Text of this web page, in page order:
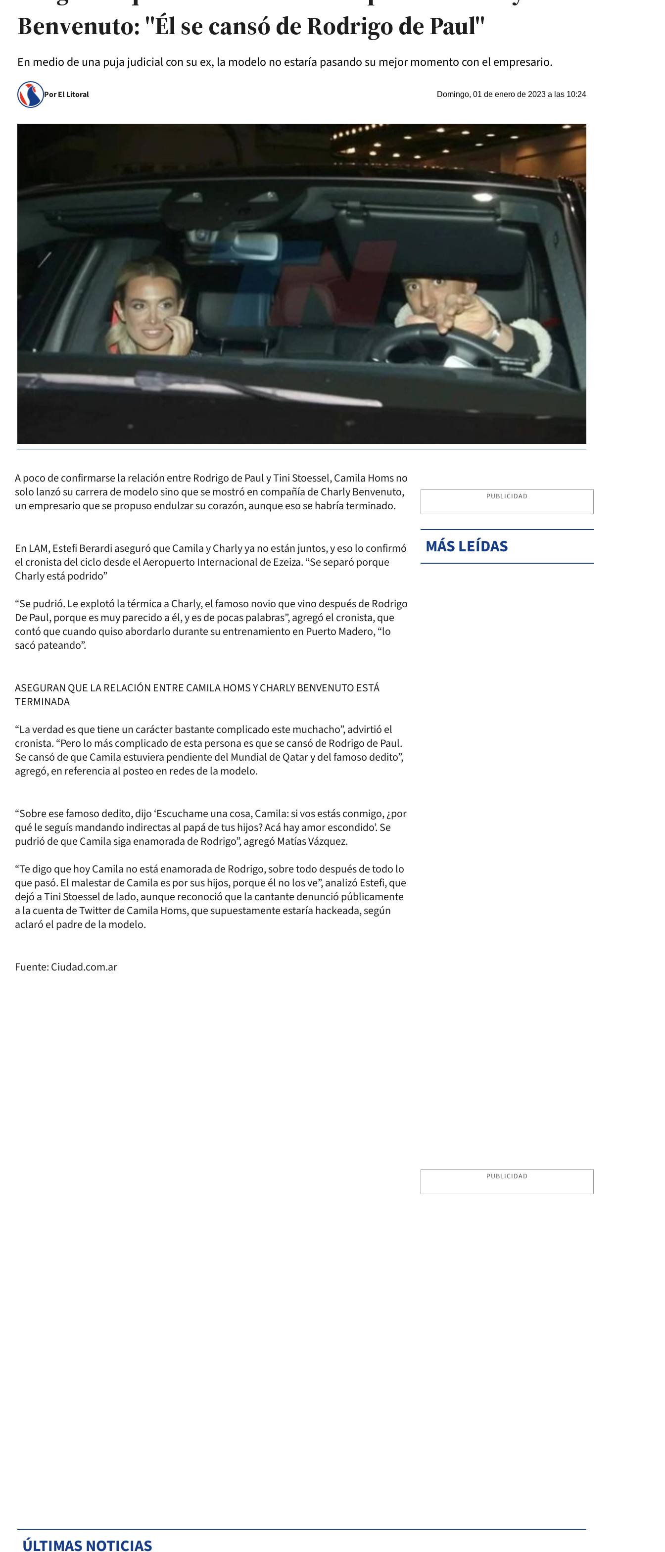
Benvenuto: "Él se cansó de Rodrigo de Paul"
En medio de una puja judicial con su ex, la modelo no estaría pasando su mejor momento con el empresario.
Por El Litoral Domingo, 01 de enero de 2023 a las 10:24
A poco de confirmarse la relación entre Rodrigo de Paul y Tini Stoessel, Camila Homs no
solo lanzó su carrera de modelo sino que se mostró en compañía de Charly Benvenuto,
un empresario que se propuso endulzar su corazón, aunque eso se habría terminado.
En LAM, Estefi Berardi aseguró que Camila y Charly ya no están juntos, y eso lo confirmó
el cronista del ciclo desde el Aeropuerto Internacional de Ezeiza. “Se separó porque
Charly está podrido”
“Se pudrió. Le explotó la térmica a Charly, el famoso novio que vino después de Rodrigo
De Paul, porque es muy parecido a él, y es de pocas palabras”, agregó el cronista, que
contó que cuando quiso abordarlo durante su entrenamiento en Puerto Madero, “lo
sacó pateando”.
ASEGURAN QUE LA RELACIÓN ENTRE CAMILA HOMS Y CHARLY BENVENUTO ESTÁ
TERMINADA
“La verdad es que tiene un carácter bastante complicado este muchacho”, advirtió el
cronista. “Pero lo más complicado de esta persona es que se cansó de Rodrigo de Paul.
Se cansó de que Camila estuviera pendiente del Mundial de Qatar y del famoso dedito”,
agregó, en referencia al posteo en redes de la modelo.
“Sobre ese famoso dedito, dijo ‘Escuchame una cosa, Camila: si vos estás conmigo, ¿por
qué le seguís mandando indirectas al papá de tus hijos? Acá hay amor escondido’. Se
pudrió de que Camila siga enamorada de Rodrigo”, agregó Matías Vázquez.
“Te digo que hoy Camila no está enamorada de Rodrigo, sobre todo después de todo lo
que pasó. El malestar de Camila es por sus hijos, porque él no los ve”, analizó Estefi, que
dejó a Tini Stoessel de lado, aunque reconoció que la cantante denunció públicamente
a la cuenta de Twitter de Camila Homs, que supuestamente estaría hackeada, según
aclaró el padre de la modelo.
Fuente: Ciudad.com.ar
PUBLICIDAD
MÁS LEÍDAS
PUBLICIDAD
ÚLTIMAS NOTICIAS